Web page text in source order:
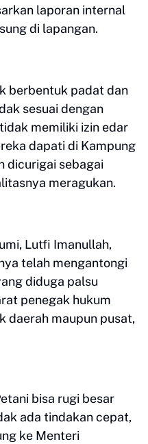
laporan internal
di lapangan.
berbentuk padat dan
sesuai dengan
memiliki izin edar
dapati di Kampung
dicurigai sebagai
meragukan.
Lutfi Imanullah,
telah mengantongi
diduga palsu
penegak hukum
daerah maupun pusat,
bisa rugi besar
ada tindakan cepat,
ke Menteri